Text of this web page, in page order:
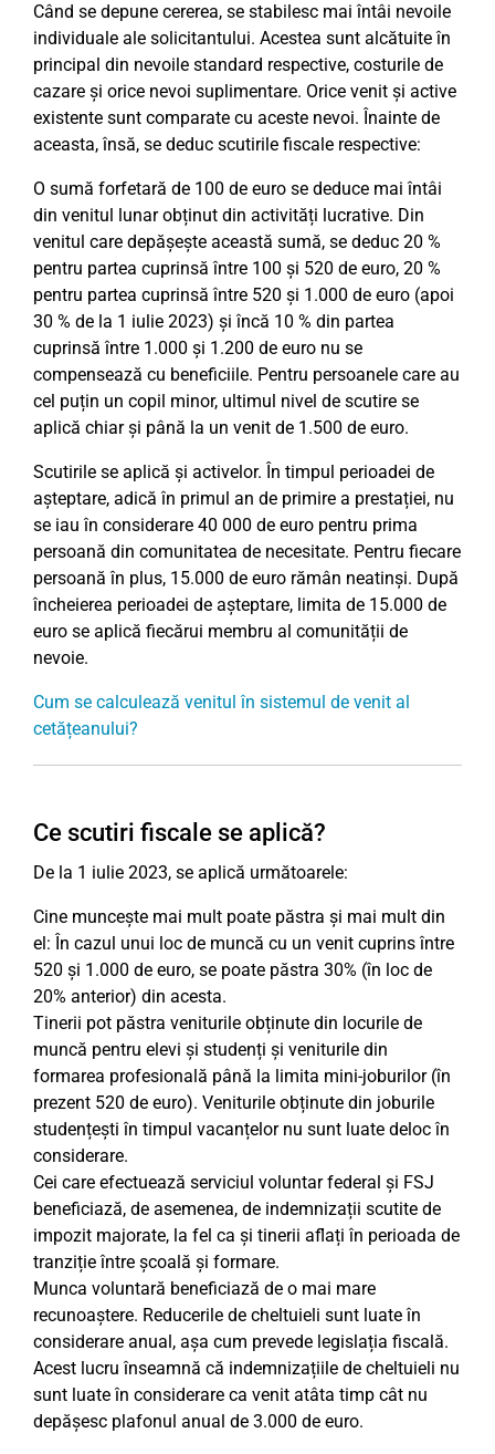
Când se depune cererea, se stabilesc mai întâi nevoile
individuale ale solicitantului. Acestea sunt alcătuite în
principal din nevoile standard respective, costurile de
cazare și orice nevoi suplimentare. Orice venit și active
existente sunt comparate cu aceste nevoi. Înainte de
aceasta, însă, se deduc scutirile fiscale respective:
O sumă forfetară de 100 de euro se deduce mai întâi
din venitul lunar obținut din activități lucrative. Din
venitul care depășește această sumă, se deduc 20 %
pentru partea cuprinsă între 100 și 520 de euro, 20 %
pentru partea cuprinsă între 520 și 1.000 de euro (apoi
30 % de la 1 iulie 2023) și încă 10 % din partea
cuprinsă între 1.000 și 1.200 de euro nu se
compensează cu beneficiile. Pentru persoanele care au
cel puțin un copil minor, ultimul nivel de scutire se
aplică chiar și până la un venit de 1.500 de euro.
Scutirile se aplică și activelor. În timpul perioadei de
așteptare, adică în primul an de primire a prestației, nu
se iau în considerare 40 000 de euro pentru prima
persoană din comunitatea de necesitate. Pentru fiecare
persoană în plus, 15.000 de euro rămân neatinși. După
încheierea perioadei de așteptare, limita de 15.000 de
euro se aplică fiecărui membru al comunității de
nevoie.
Cum se calculează venitul în sistemul de venit al
cetățeanului?
Ce scutiri fiscale se aplică?
De la 1 iulie 2023, se aplică următoarele:
Cine muncește mai mult poate păstra și mai mult din
el: În cazul unui loc de muncă cu un venit cuprins între
520 și 1.000 de euro, se poate păstra 30% (în loc de
20% anterior) din acesta.
Tinerii pot păstra veniturile obținute din locurile de
muncă pentru elevi și studenți și veniturile din
formarea profesională până la limita mini-joburilor (în
prezent 520 de euro). Veniturile obținute din joburile
studențești în timpul vacanțelor nu sunt luate deloc în
considerare.
Cei care efectuează serviciul voluntar federal și FSJ
beneficiază, de asemenea, de indemnizații scutite de
impozit majorate, la fel ca și tinerii aflați în perioada de
tranziție între școală și formare.
Munca voluntară beneficiază de o mai mare
recunoaștere. Reducerile de cheltuieli sunt luate în
considerare anual, așa cum prevede legislația fiscală.
Acest lucru înseamnă că indemnizațiile de cheltuieli nu
sunt luate în considerare ca venit atâta timp cât nu
depășesc plafonul anual de 3.000 de euro.